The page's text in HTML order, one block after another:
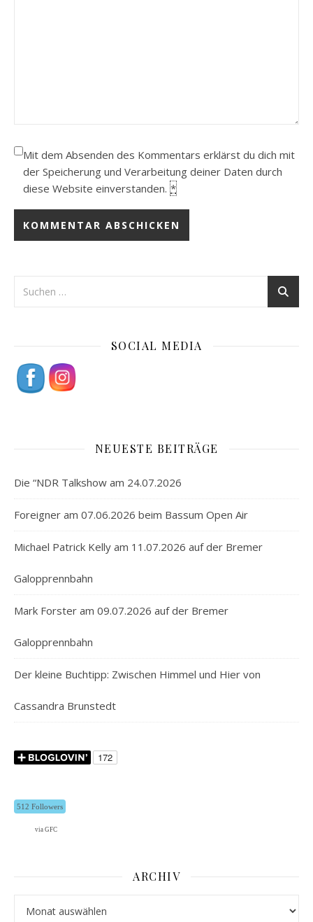
Mit dem Absenden des Kommentars erklärst du dich mit
der Speicherung und Verarbeitung deiner Daten durch
diese Website einverstanden. *
SOCIAL MEDIA
NEUESTE BEITRÄGE
Die “NDR Talkshow am 24.07.2026
Foreigner am 07.06.2026 beim Bassum Open Air
Michael Patrick Kelly am 11.07.2026 auf der Bremer
Galopprennbahn
Mark Forster am 09.07.2026 auf der Bremer
Galopprennbahn
Der kleine Buchtipp: Zwischen Himmel und Hier von
Cassandra Brunstedt
512 Followers
via GFC
ARCHIV